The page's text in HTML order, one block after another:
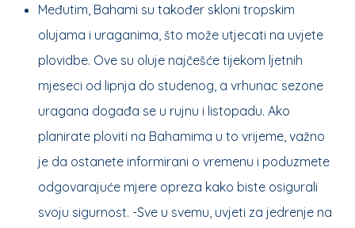
Međutim, Bahami su također skloni tropskim
olujama i uraganima, što može utjecati na uvjete
plovidbe. Ove su oluje najčešće tijekom ljetnih
mjeseci od lipnja do studenog, a vrhunac sezone
uragana događa se u rujnu i listopadu. Ako
planirate ploviti na Bahamima u to vrijeme, važno
je da ostanete informirani o vremenu i poduzmete
odgovarajuće mjere opreza kako biste osigurali
svoju sigurnost. -Sve u svemu, uvjeti za jedrenje na